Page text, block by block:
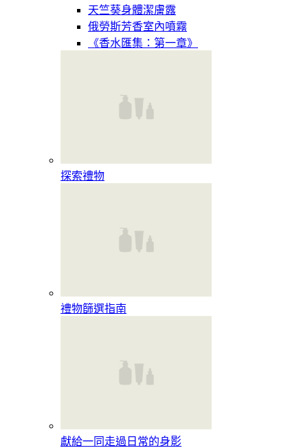
天竺葵身體潔膚露
俄勞斯芳香室內噴霧
《香水匯集：第一章》​
探索禮物
禮物篩選指南
獻給一同走過日常的身影